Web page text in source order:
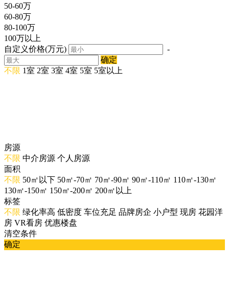
50-60万
60-80万
80-100万
100万以上
自定义价格(万元)
-
确定
不限 1室 2室 3室 4室 5室 5室以上
房源
不限 中介房源 个人房源
面积
不限 50㎡以下 50㎡-70㎡ 70㎡-90㎡ 90㎡-110㎡ 110㎡-130㎡
130㎡-150㎡ 150㎡-200㎡ 200㎡以上
标签
不限 绿化率高 低密度 车位充足 品牌房企 小户型 现房 花园洋
房 VR看房 优惠楼盘
清空条件
确定